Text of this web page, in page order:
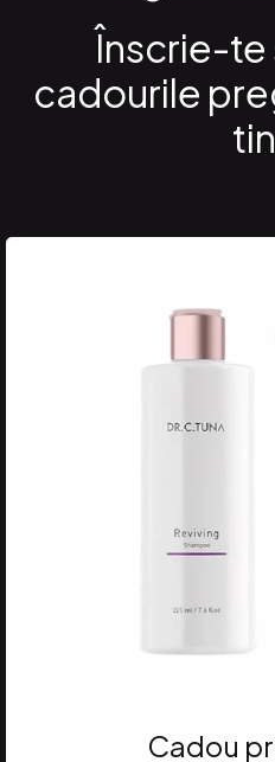
Înscrie-te
cadourile
Cadou